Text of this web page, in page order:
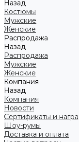
Назад
Костюмы
Мужские
Женские
Распродажа
Назад
Распродажа
Мужские
Женские
Компания
Назад
Компания
Новости
Сертификаты и
Шоу-румы
Доставка и оплата